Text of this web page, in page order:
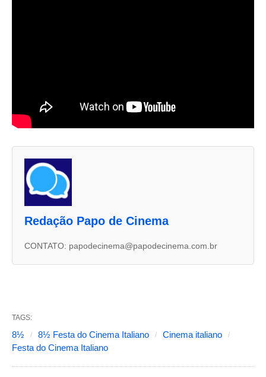
a
s
s
e
g
Redação Papo de Cinema
CONTATO: papodecinema@papodecinema.com.br
TAGS:
8½ 8½ Festa do Cinema Italiano
Cinema italiano
Festa do Cinema Italiano